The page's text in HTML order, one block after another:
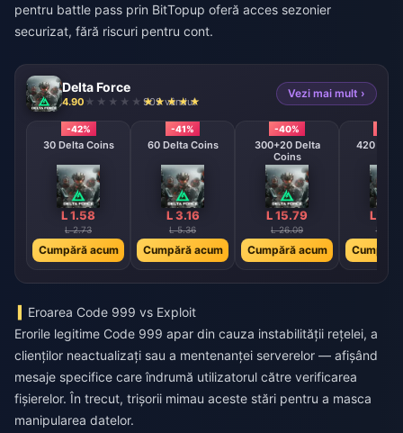
pentru battle pass prin BitTopup oferă acces sezonier
securizat, fără riscuri pentru cont.
Delta Force
4.90 909 vândut
Vezi mai mult ›
-42%
30 Delta Coins
L 1.58
L 2.73
Cumpără acum
-41%
60 Delta Coins
L 3.16
L 5.36
Cumpără acum
-40%
300+20 Delta
Coins
L 15.79
L 26.09
Cumpără acum
420 + 40
L
L
Cumpără
Eroarea Code 999 vs Exploit
Erorile legitime Code 999 apar din cauza instabilității rețelei, a
clienților neactualizați sau a mentenanței serverelor — afișând
mesaje specifice care îndrumă utilizatorul către verificarea
fișierelor. În trecut, trișorii mimau aceste stări pentru a masca
manipularea datelor.